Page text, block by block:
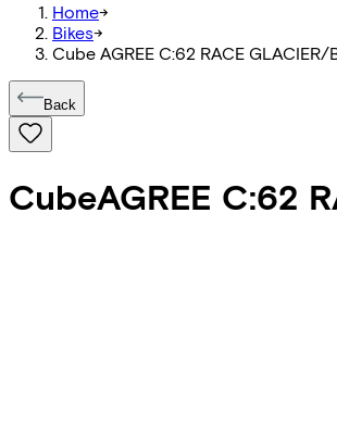
Home->
Bikes->
Cube AGREE C:62 RACE GLACIER/
Back
CubeAGREE C:62